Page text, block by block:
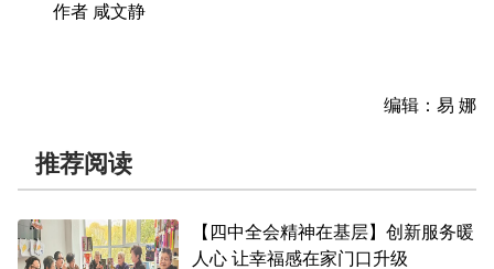
作者 咸文静
编辑：易 娜
推荐阅读
【四中全会精神在基层】创新服务暖
人心 让幸福感在家门口升级